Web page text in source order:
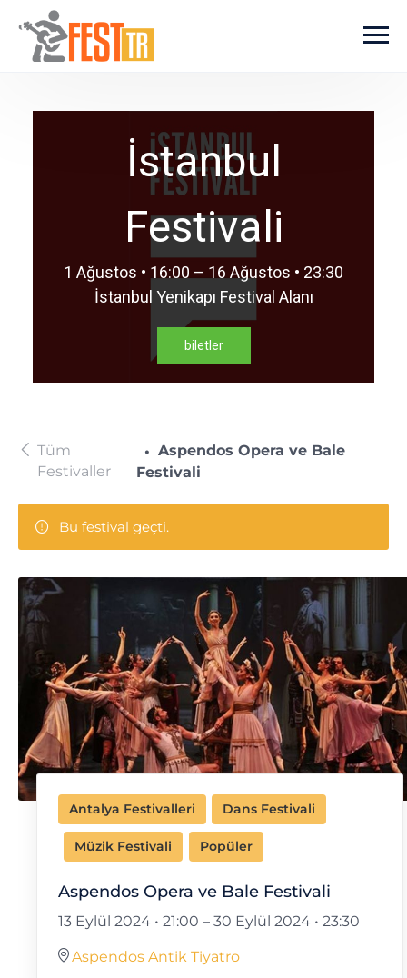
Ana içeriğe atla
İstanbul
Festivali
1 Ağustos • 16:00 – 16 Ağustos • 23:30
İstanbul Yenikapı Festival Alanı
biletler
Tüm
Festivaller
Aspendos Opera ve Bale
Festivali
Bu festival geçti.
Antalya Festivalleri Dans Festivali
Müzik Festivali Popüler
Aspendos Opera ve Bale Festivali
13 Eylül 2024 • 21:00 – 30 Eylül 2024 • 23:30
Aspendos Antik Tiyatro